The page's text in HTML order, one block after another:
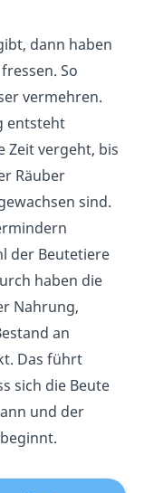
dann haben
So
vermehren.
entsteht
Zeit vergeht, bis
Räuber
sind.
der Beutetiere
haben die
Nahrung,
an
Das führt
sich die Beute
und der